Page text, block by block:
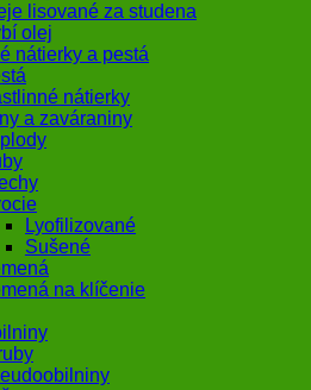
lisované za studena
olej
nátierky a pestá
nátierky
a zaváraniny
Lyofilizované
Sušené
na klíčenie